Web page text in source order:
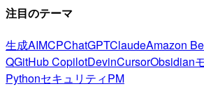
注目のテーマ
生成AIMCPChatGPTClaudeAmazon
QGitHub CopilotDevinCursorObsidian
PythonセキュリティPM